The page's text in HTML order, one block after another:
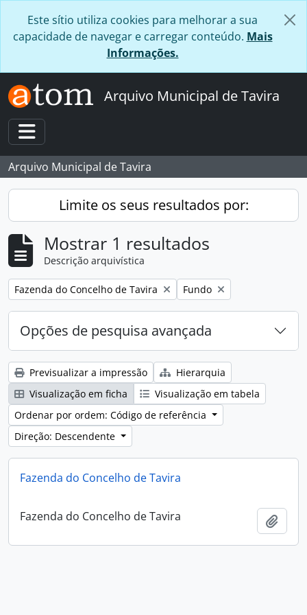
Este sítio utiliza cookies para melhorar a sua
capacidade de navegar e carregar conteúdo. Mais
Informações.
Arquivo Municipal de Tavira
Toggle navigation
Arquivo Municipal de Tavira
Limite os seus resultados por:
Mostrar 1 resultados
Descrição arquivística
Remover filtro:
Fazenda do Concelho de Tavira Remover filtro:
Fundo
Opções de pesquisa avançada
Previsualizar a impressão
Hierarquia
Visualização em ficha
Visualização em tabela
Ordenar por ordem: Código de referência
Direção: Descendente
Fazenda do Concelho de Tavira
Fazenda do Concelho de Tavira